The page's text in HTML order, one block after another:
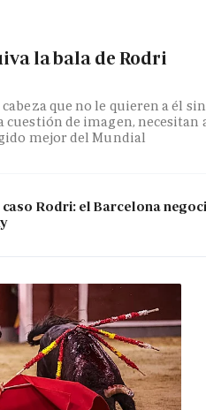
la bala de Rodri
que no le quieren a él
cuestión de imagen, necesitan
mejor del Mundial
Rodri: el Barcelona